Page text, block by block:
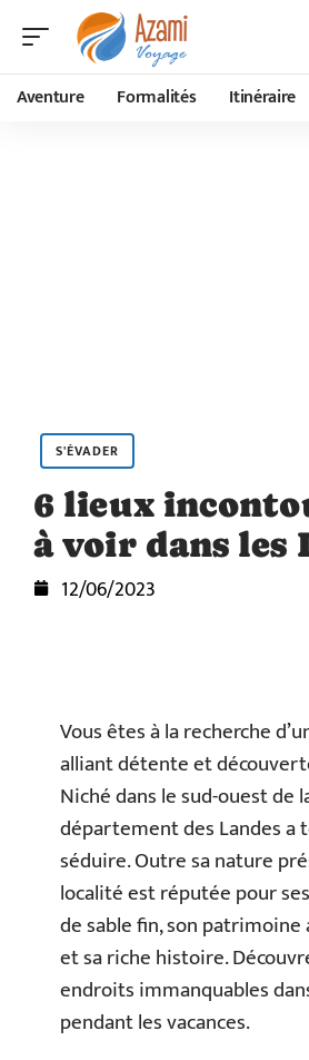
Aventure Formalités Itinéraire
S'ÉVADER
6 lieux
à voir dans les
12/06/2023
Vous êtes à la recherche
alliant détente et
Niché dans le sud-ouest de
département des Landes a
séduire. Outre sa nature
localité est réputée pour
de sable fin, son
et sa riche histoire.
endroits immanquables
pendant les vacances.